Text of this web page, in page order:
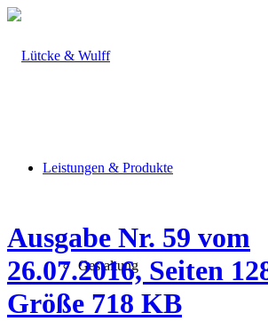
Leistungen & Produkte
Gestaltung
Ausgabe Nr. 59 vom
26.07.2016, Seiten
Größe 718 KB